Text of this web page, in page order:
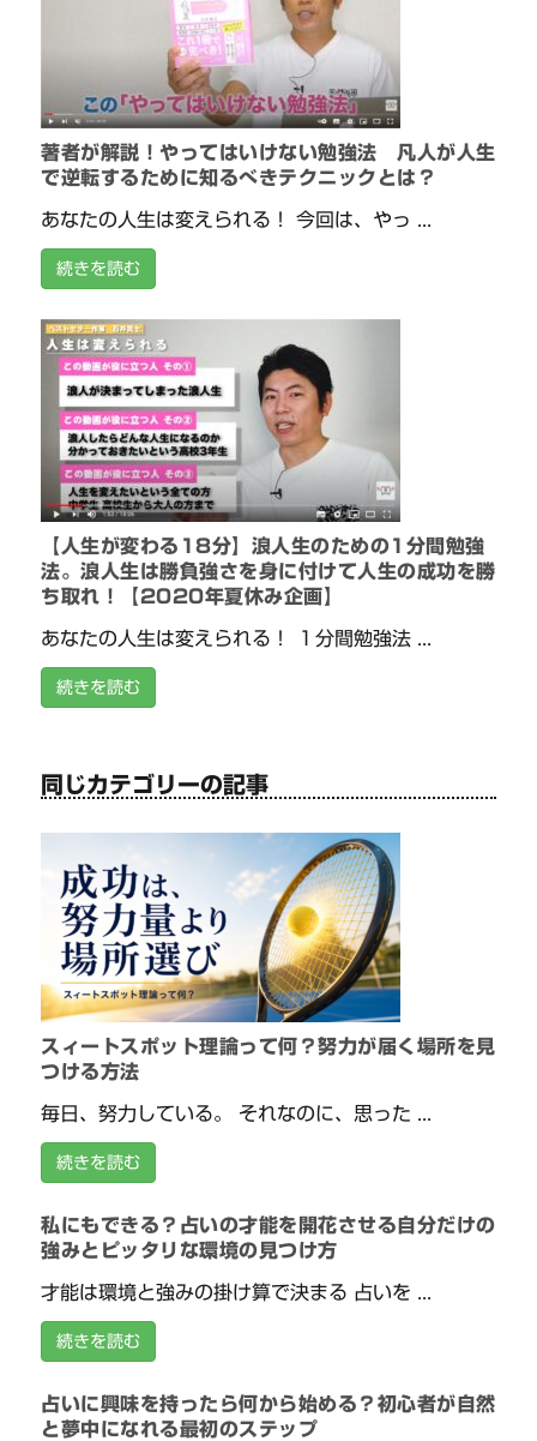
著者が解説！やってはいけない勉強法 凡人が人生
で逆転するために知るべきテクニックとは？
あなたの人生は変えられる！ 今回は、やっ ...
続きを読む
【人生が変わる18分】浪人生のための1分間勉強
法。浪人生は勝負強さを身に付けて人生の成功を勝
ち取れ！【2020年夏休み企画】
あなたの人生は変えられる！ １分間勉強法 ...
続きを読む
同じカテゴリーの記事
スィートスポット理論って何？努力が届く場所を見
つける方法
毎日、努力している。 それなのに、思った ...
続きを読む
私にもできる？占いの才能を開花させる自分だけの
強みとピッタリな環境の見つけ方
才能は環境と強みの掛け算で決まる 占いを ...
続きを読む
占いに興味を持ったら何から始める？初心者が自然
と夢中になれる最初のステップ